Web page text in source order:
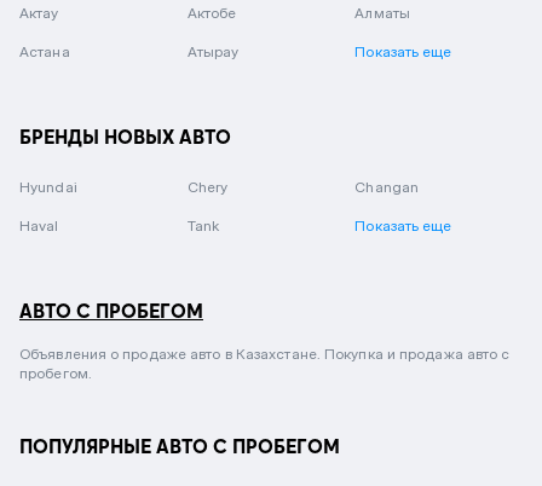
Актау Актобе Алматы
Астана Атырау Показать еще
БРЕНДЫ НОВЫХ АВТО
Hyundai Chery Changan
Haval Tank Показать еще
АВТО С ПРОБЕГОМ
Объявления о продаже авто в Казахстане. Покупка и продажа авто с
пробегом.
ПОПУЛЯРНЫЕ АВТО С ПРОБЕГОМ